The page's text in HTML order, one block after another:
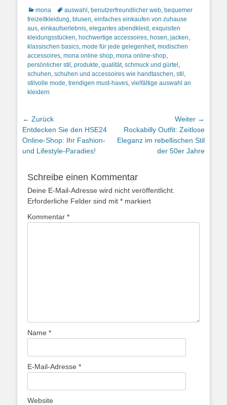
Kategorien
mona Schlagworte
auswahl , benutzerfreundlicher web, bequemer
freizeitkleidung, blusen, einfaches einkaufen von zuhause
aus, einkaufserlebnis, elegantes abendkleid , exquisiten
kleidungsstücken, hochwertige accessoires, hosen, jacken,
klassischen basics, mode für jede gelegenheit, modischen
accessoires, mona online shop, mona online-shop,
persönlicher stil , produkte, qualität, schmuck und gürtel ,
schuhen, schuhen und accessoires wie handtaschen, stil ,
stilvolle mode, trendigen must-haves, vielfältige auswahl an
kleidern
Beitragsnavigation
← Zurück
Vorheriger
Beitrag:
Entdecken Sie den HSE24
Online-Shop: Ihr Fashion-
und Lifestyle-Paradies!
Weiter →
Nächster
Beitrag:
Rockabilly Outfit: Zeitlose
Eleganz im rebellischen Stil
der 50er Jahre
Schreibe einen Kommentar
Deine E-Mail-Adresse wird nicht veröffentlicht.
Erforderliche Felder sind mit * markiert
Kommentar *
Name *
E-Mail-Adresse *
Website